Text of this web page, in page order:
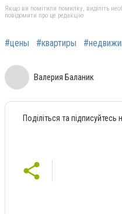
Якщо ви помітили помилку, виділіть
повідомити про це редакцію
#цены #квартиры
Валерия Баланик
Поділіться та